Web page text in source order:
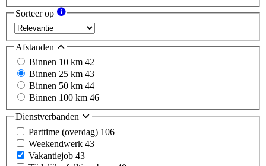
Sorteer op
Afstanden
Binnen 10 km 42
Binnen 25 km 43
Binnen 50 km 44
Binnen 100 km 46
Dienstverbanden
Parttime (overdag) 106
Weekendwerk 43
Vakantiejob 43